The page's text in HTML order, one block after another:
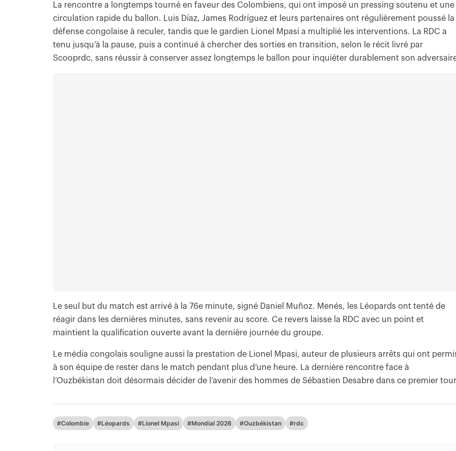
La rencontre a longtemps tourné en faveur des Colombiens, qui ont imposé un pressing soutenu et une
circulation rapide du ballon. Luis Díaz, James Rodríguez et leurs partenaires ont régulièrement poussé la
défense congolaise à reculer, tandis que le gardien Lionel Mpasi a multiplié les interventions. La RDC a
tenu jusqu’à la pause, puis a continué à chercher des sorties en transition, selon le récit livré par
Scooprdc, sans réussir à conserver assez longtemps le ballon pour inquiéter durablement son
Le seul but du match est arrivé à la 76e minute, signé Daniel Muñoz. Menés, les Léopards ont tenté de
réagir dans les dernières minutes, sans revenir au score. Ce revers laisse la RDC avec un point et
maintient la qualification ouverte avant la dernière journée du groupe.
Le média congolais souligne aussi la prestation de Lionel Mpasi, auteur de plusieurs arrêts qui ont
à son équipe de rester dans le match pendant plus d’une heure. La dernière rencontre face à
l’Ouzbékistan doit désormais décider de l’avenir des hommes de Sébastien Desabre dans ce premier
#Colombie #Léopards #Lionel Mpasi #Mondial 2026 #Ouzbékistan #rdc